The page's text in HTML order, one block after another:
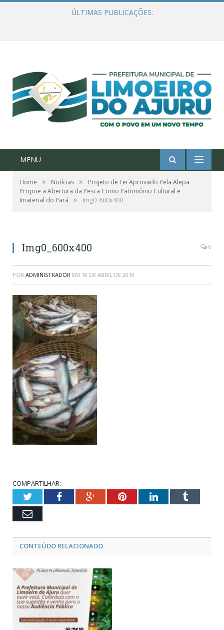
ÚLTIMAS PUBLICAÇÕES:
MENU
Home » Notícias »
Projeto de Lei Aprovado Pela Alepa
Propõe a Abertura da Pesca Como Patrimônio Cultural e
Imaterial do Pará
» Img0_600x400
Img0_600x400 0
POR ADMINISTRADOR EM 18 DE ABRIL DE 2019
COMPARTILHAR:
TwitterFacebookGoogle+PinterestLinkedInTumblr
Email
CONTEÚDO RELACIONADO